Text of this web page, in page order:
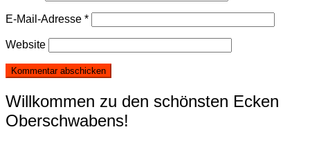
E-Mail-Adresse *
Website
Willkommen zu den schönsten Ecken
Oberschwabens!